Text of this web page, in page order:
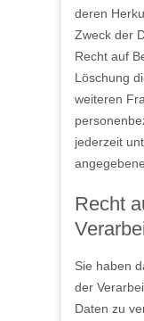
deren
Zweck der
Recht auf
Löschung
weiteren
jederzeit
Recht
Sie haben
der
Daten zu